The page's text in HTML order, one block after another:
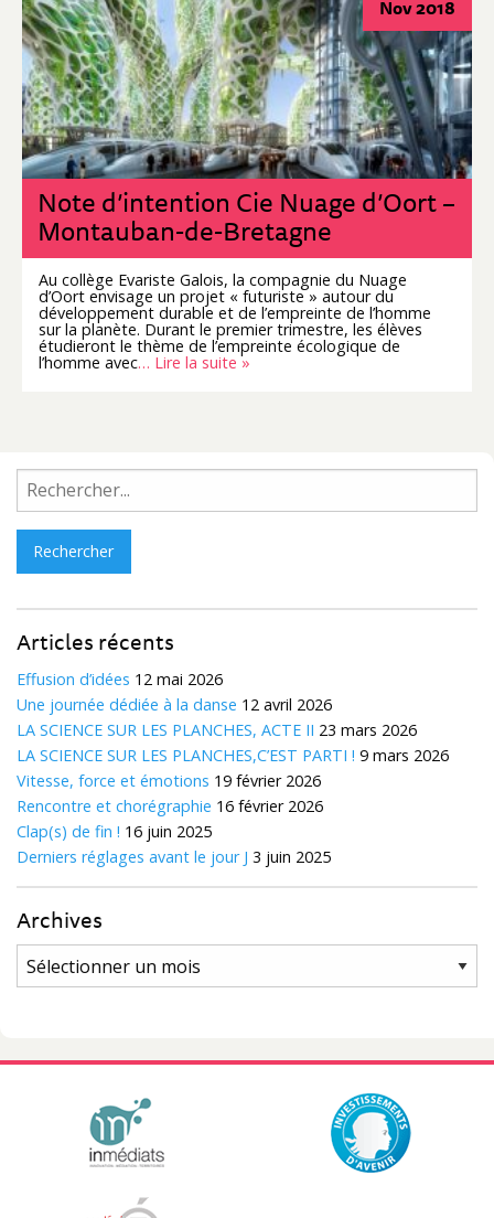
Nov 2018
Note d’intention Cie Nuage d’Oort –
Montauban-de-Bretagne
Au collège Evariste Galois, la compagnie du Nuage
d’Oort envisage un projet « futuriste » autour du
développement durable et de l’empreinte de l’homme
sur la planète. Durant le premier trimestre, les élèves
étudieront le thème de l’empreinte écologique de
l’homme avec… Lire la suite »
Rechercher :
Articles récents
Effusion d’idées 12 mai 2026
Une journée dédiée à la danse 12 avril 2026
LA SCIENCE SUR LES PLANCHES, ACTE II 23 mars 2026
LA SCIENCE SUR LES PLANCHES,C’EST PARTI ! 9 mars 2026
Vitesse, force et émotions 19 février 2026
Rencontre et chorégraphie 16 février 2026
Clap(s) de fin ! 16 juin 2025
Derniers réglages avant le jour J 3 juin 2025
Archives
Archives